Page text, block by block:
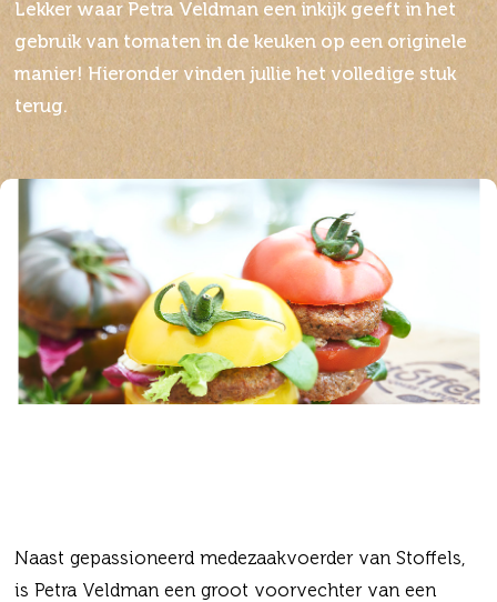
Lekker waar Petra Veldman een inkijk geeft in het
gebruik van tomaten in de keuken op een originele
manier! Hieronder vinden jullie het volledige stuk
terug.
Naast gepassioneerd medezaakvoerder van Stoffels,
is Petra Veldman een groot voorvechter van een